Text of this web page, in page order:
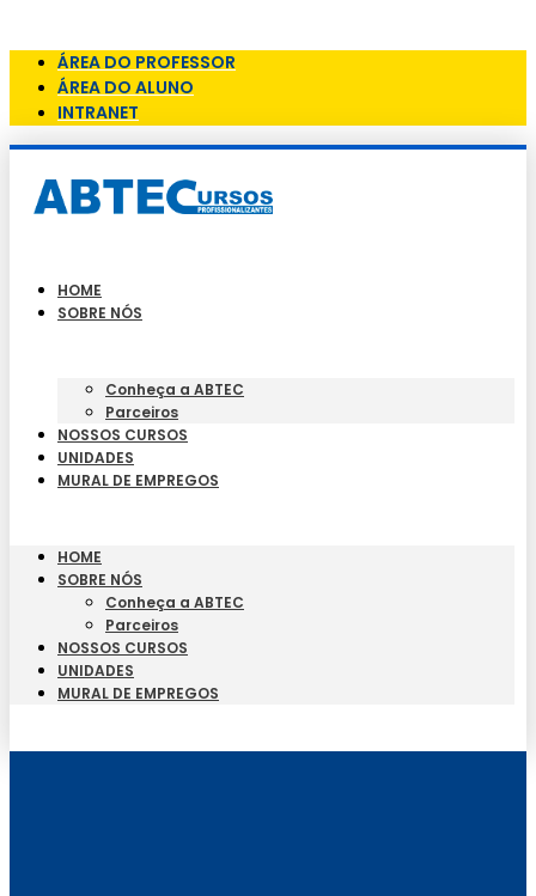
ÁREA DO PROFESSOR
ÁREA DO ALUNO
INTRANET
HOME
SOBRE NÓS
Conheça a ABTEC
Parceiros
NOSSOS CURSOS
UNIDADES
MURAL DE EMPREGOS
HOME
SOBRE NÓS
Conheça a ABTEC
Parceiros
NOSSOS CURSOS
UNIDADES
MURAL DE EMPREGOS